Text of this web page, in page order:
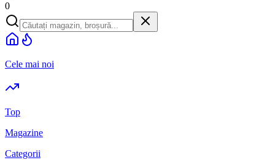
0
Cele mai noi
Top
Magazine
Categorii